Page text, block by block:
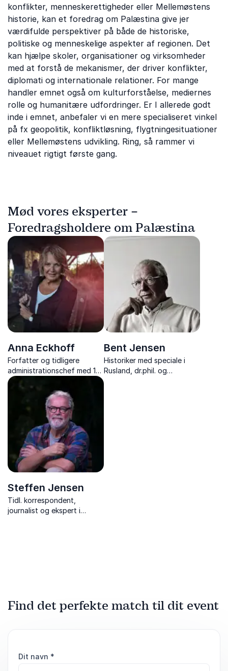
konflikter, menneskerettigheder eller Mellemøstens
historie, kan et foredrag om Palæstina give jer
værdifulde perspektiver på både de historiske,
politiske og menneskelige aspekter af regionen. Det
kan hjælpe skoler, organisationer og virksomheder
med at forstå de mekanismer, der driver konflikter,
diplomati og internationale relationer. For mange
handler emnet også om kulturforståelse, mediernes
rolle og humanitære udfordringer. Er I allerede godt
inde i emnet, anbefaler vi en mere specialiseret vinkel
på fx geopolitik, konfliktløsning, flygtningesituationer
eller Mellemøstens udvikling. Ring, så rammer vi
niveauet rigtigt første gang.
Mød vores eksperter –
Foredragsholdere om Palæstina
Anna Eckhoff
Forfatter og tidligere
administrationschef med 15
års erfaring fra verdens
brændpunkter, formidler
ærlige og stærke
fortællinger, der rører,
udfordrer og inspirerer.
Bent Jensen
Historiker med speciale i
Rusland, dr.phil. og
Steffen Jensen
Tidl. korrespondent,
journalist og ekspert i
Find det perfekte match til dit event
Dit navn *